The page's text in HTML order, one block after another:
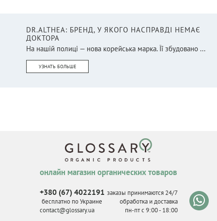
DR.ALTHEA: БРЕНД, У ЯКОГО НАСПРАВДІ НЕМАЄ
ДОКТОРА
На нашій полиці — нова корейська марка. Її збудовано ...
УЗНАТЬ БОЛЬШЕ
онлайн магазин органических товаров
+380 (67) 4022191
бесплатно по Украине
contact@glossary.ua
заказы принимаются 24/7
обработка и доставка
пн-пт с 9:00 - 18:00